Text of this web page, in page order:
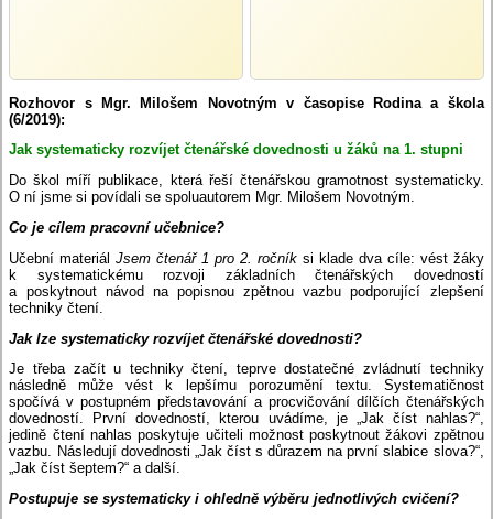
Rozhovor s Mgr. Milošem Novotným v časopise Rodina a škola
(6/2019):
Jak systematicky rozvíjet čtenářské dovednosti u žáků na 1. stupni
Do škol míří publikace, která řeší čtenářskou gramotnost systematicky.
O ní jsme si povídali se spoluautorem Mgr. Milošem Novotným.
Co je cílem pracovní učebnice?
Učební materiálJsem čtenář 1 pro 2. ročník si klade dva cíle: vést žáky
k systematickému rozvoji základních čtenářských dovedností
a poskytnout návod na popisnou zpětnou vazbu podporující zlepšení
techniky čtení.
Jak lze systematicky rozvíjet čtenářské dovednosti?
Je třeba začít u techniky čtení, teprve dostatečné zvládnutí techniky
následně může vést k lepšímu porozumění textu. Systematičnost
spočívá v postupném představování a procvičování dílčích čtenářských
dovedností. První dovedností, kterou uvádíme, je „Jak číst nahlas?“,
jedině čtení nahlas poskytuje učiteli možnost poskytnout žákovi zpětnou
vazbu. Následují dovednosti „Jak číst s důrazem na první slabice slova?“,
„Jak číst šeptem?“ a další.
Postupuje se systematicky i ohledně výběru jednotlivých cvičení?